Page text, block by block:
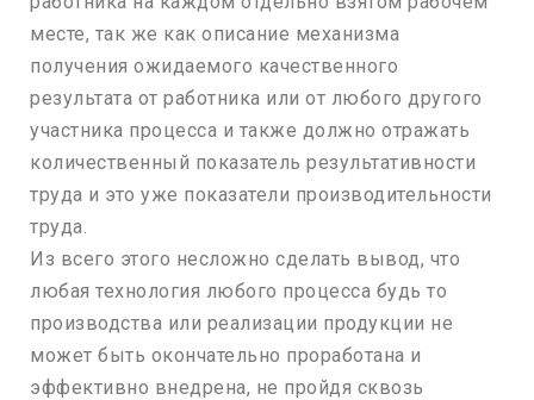
месте, так же как описание механизма
получения ожидаемого качественного
результата от работника или от любого другого
участника процесса и также должно отражать
количественный показатель результативности
труда и это уже показатели производительности
труда.
Из всего этого несложно сделать вывод, что
любая технология любого процесса будь то
производства или реализации продукции не
может быть окончательно проработана и
эффективно внедрена, не пройдя сквозь